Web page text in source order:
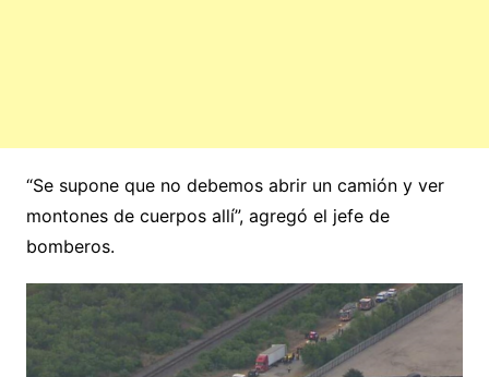
“Se supone que no debemos abrir un camión y ver
montones de cuerpos allí”, agregó el jefe de
bomberos.